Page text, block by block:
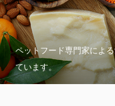
ペットフード専門家によ
ています。